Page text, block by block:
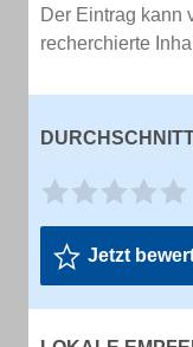
Der Eintrag kann
recherchierte
Jetzt